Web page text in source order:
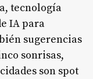
tecnología
IA para
sugerencias
sonrisas,
son spot